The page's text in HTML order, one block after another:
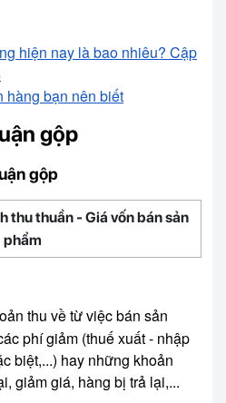
hiện nay là bao nhiêu? Cập
hàng bạn nên biết
gộp
gộp
thu thuần - Giá vốn bán sản
phẩm
thu về từ việc bán sản
phí giảm (thuế xuất - nhập
biệt,...) hay những khoản
giảm giá, hàng bị trả lại,...